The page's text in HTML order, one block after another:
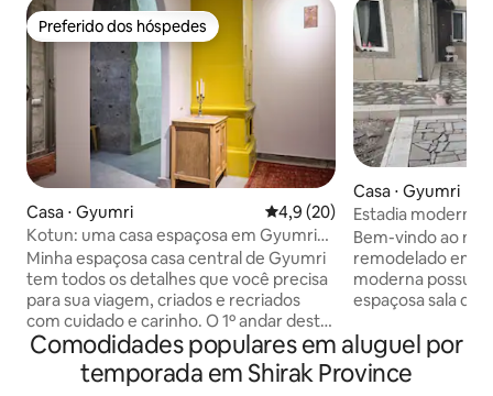
Preferido dos hóspedes
Preferido dos hóspedes
Casa ⋅ Gyumri 4,9 de uma avaliação média
4,9 (20)
Kotun: uma casa espaçosa em Gyumri
— o 1º andar
Minha espaçosa casa central de Gyumri
tem todos os detalhes que você precisa
para sua viagem, criados e recriados
com cuidado e carinho. O 1º andar desta
casa de 2 andares com entrada
desesperada tem 4 quartos, 5 camas
para até 7 hóspedes. Você encontrará
Casa ⋅ Gyumri
Estadia moderna
Bem-vindo ao
remodelado em
moderna possui
espaçosa sala de
azulejos com
Durma
2 camas de
Comodidades populares em aluguel por
temporada em Shirak Province